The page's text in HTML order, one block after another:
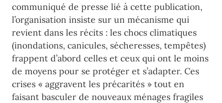
communiqué de presse lié à cette publication,
l’organisation insiste sur un mécanisme qui
revient dans les récits : les chocs climatiques
(inondations, canicules, sécheresses, tempêtes)
frappent d’abord celles et ceux qui ont le moins
de moyens pour se protéger et s’adapter. Ces
crises « aggravent les précarités » tout en
faisant basculer de nouveaux ménages fragiles